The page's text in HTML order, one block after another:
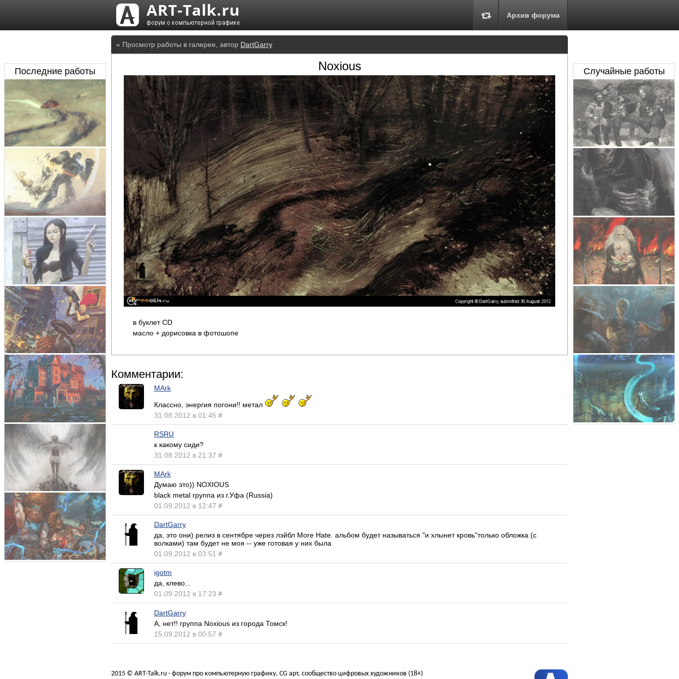
Архив форума
» Просмотр работы в галерее, автор DartGarry
Noxious
в буклет CD
масло + дорисовка в фотошопе
Комментарии:
MArk
Классно, энергия погони!! метал
31.08.2012 в 01:45 #
RSRU
к какому сиди?
31.08.2012 в 21:37 #
MArk
Думаю это)) NOXIOUS
black metal группа из г.Уфа (Russia)
01.09.2012 в 12:47 #
DartGarry
да, это они) релиз в сентябре через лэйбл More Hate. альбом будет называться "и хлынет кровь"только обложка (с
волками) там будет не моя -- уже готовая у них была
01.09.2012 в 03:51 #
igotm
да, клево...
01.09.2012 в 17:23 #
DartGarry
А, нет!! группа Noxious из города Томск!
15.09.2012 в 00:57 #
Последние работы Случайные работы
2015 © ART-Talk.ru - форум про компьютерную графику, CG арт, сообщество цифровых художников (18+)